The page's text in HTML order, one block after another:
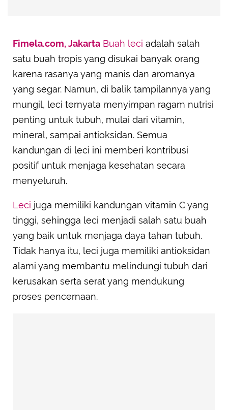
Fimela.com, Jakarta Buah leci adalah salah
satu buah tropis yang disukai banyak orang
karena rasanya yang manis dan aromanya
yang segar. Namun, di balik tampilannya yang
mungil, leci ternyata menyimpan ragam nutrisi
penting untuk tubuh, mulai dari vitamin,
mineral, sampai antioksidan. Semua
kandungan di leci ini memberi kontribusi
positif untuk menjaga kesehatan secara
menyeluruh.
Leci juga memiliki kandungan vitamin C yang
tinggi, sehingga leci menjadi salah satu buah
yang baik untuk menjaga daya tahan tubuh.
Tidak hanya itu, leci juga memiliki antioksidan
alami yang membantu melindungi tubuh dari
kerusakan serta serat yang mendukung
proses pencernaan.